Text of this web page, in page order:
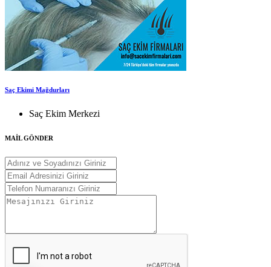
Saç Ekimi Mağdurları
Saç Ekim Merkezi
MAİL GÖNDER